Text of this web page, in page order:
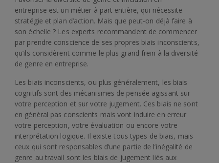
entreprise est un métier à part entière, qui nécessite
stratégie et plan d’action. Mais que peut-on déjà faire à
son échelle ? Les experts recommandent de commencer
par prendre conscience de ses propres biais inconscients,
qu’ils considèrent comme le plus grand frein à la diversité
de genre en entreprise.
Les biais inconscients, ou plus généralement, les biais
cognitifs sont des mécanismes de pensée agissant sur
votre perception et sur votre jugement. Ces biais ne sont
en général pas conscients mais vont induire en erreur
votre perception, votre évaluation ou encore votre
interprétation logique. Il existe tous types de biais, mais
ceux qui sont responsables d’une partie de l’inégalité de
genre au travail sont les biais de jugement liés aux